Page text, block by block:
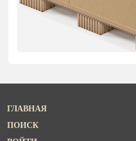
ГЛАВНАЯ
ПОИСК